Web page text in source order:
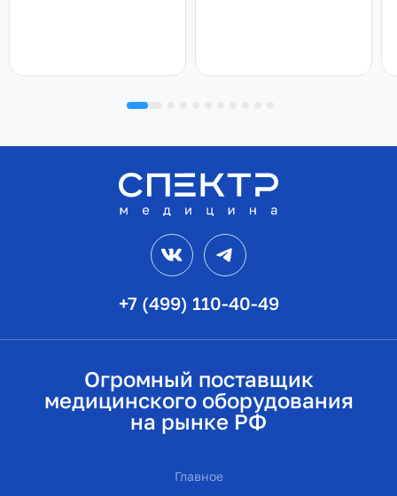
+7 (499) 110-40-49
VK
Огромный поставщик
медицинского оборудования
на рынке РФ
Главное